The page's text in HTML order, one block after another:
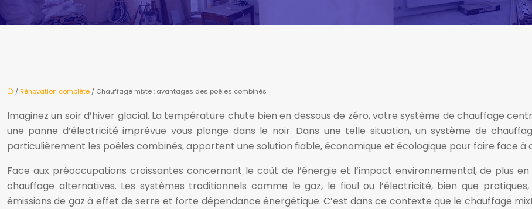
/Rénovation complète / Chauffage mixte : avantages des poêles combinés
Imaginez un soir d’hiver glacial. La température chute bien en dessous de zéro, votre système de chauffage
une panne d’électricité imprévue vous plonge dans le noir. Dans une telle situation, un système de
particulièrement les poêles combinés, apportent une solution fiable, économique et écologique pour faire face
Face aux préoccupations croissantes concernant le coût de l’énergie et l’impact environnemental, de plus
chauffage alternatives. Les systèmes traditionnels comme le gaz, le fioul ou l’électricité, bien que
émissions de gaz à effet de serre et forte dépendance énergétique. C’est dans ce contexte que le chauffage